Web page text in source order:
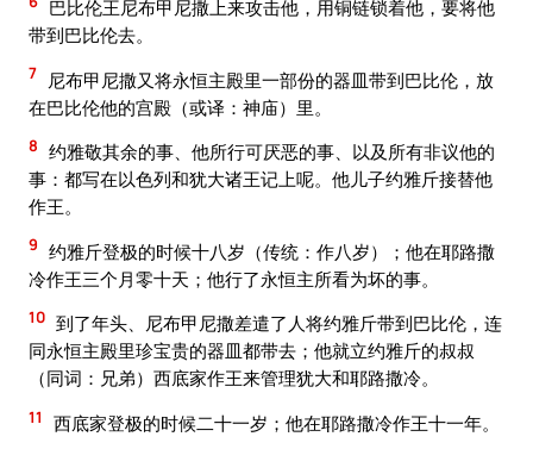
巴比伦王尼布甲尼撒上来攻击他，用铜链锁着他，要将他
带到巴比伦去。
7
尼布甲尼撒又将永恒主殿里一部份的器皿带到巴比伦，放
在巴比伦他的宫殿（或译：神庙）里。
8 约雅敬其余的事、他所行可厌恶的事、以及所有非议他的
事：都写在以色列和犹大诸王记上呢。他儿子约雅斤接替他
作王。
9 约雅斤登极的时候十八岁（传统：作八岁）；他在耶路撒
冷作王三个月零十天；他行了永恒主所看为坏的事。
10 到了年头、尼布甲尼撒差遣了人将约雅斤带到巴比伦，连
同永恒主殿里珍宝贵的器皿都带去；他就立约雅斤的叔叔
（同词：兄弟）西底家作王来管理犹大和耶路撒冷。
11 西底家登极的时候二十一岁；他在耶路撒冷作王十一年。